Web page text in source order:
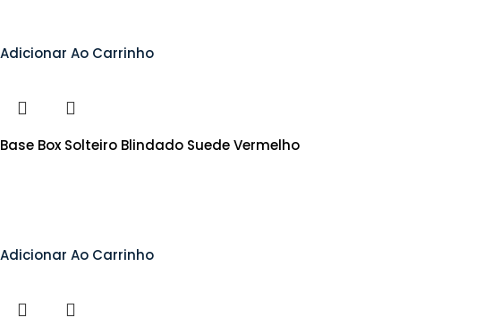
Adicionar Ao Carrinho
Base Box Solteiro Blindado Suede Vermelho
Adicionar Ao Carrinho